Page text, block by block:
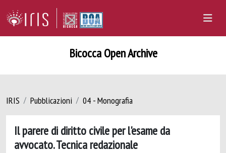
Bicocca Open Archive
IRIS Pubblicazioni 04 - Monografia
Il parere di diritto civile per l'esame da
avvocato. Tecnica redazionale